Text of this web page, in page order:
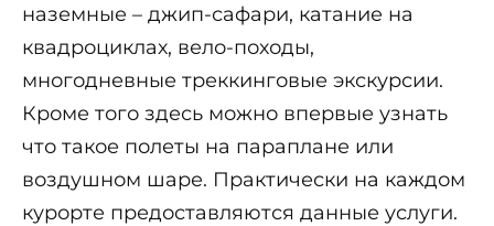
наземные – джип-сафари, катание на
квадроциклах, вело-походы,
многодневные треккинговые экскурсии.
Кроме того здесь можно впервые узнать
что такое полеты на параплане или
воздушном шаре. Практически на каждом
курорте предоставляются данные услуги.